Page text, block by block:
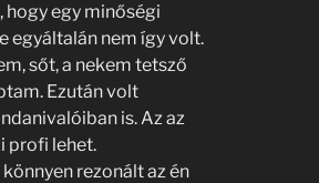
egy minőségi
egyáltalán nem így volt.
sőt, a nekem tetsző
Ezután volt
is. Az az
profi lehet.
rezonált az én